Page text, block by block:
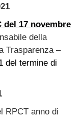
del 17 novembre
della
Trasparenza –
del termine di
RPCT anno di